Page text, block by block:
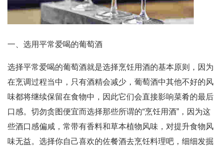
一、选用平常爱喝的葡萄酒
选择平常爱喝的葡萄酒就是选择烹饪用酒的基本原则，因为
在烹调过程当中，只有酒精会减少，葡萄酒中其他不好的风
味都将继续保留在食物中，因此它们会直接影响菜肴的最后
口感。切勿贪图便宜而选择那些所谓的“烹饪用酒”，因为这
些酒口感偏咸，常带有香料和草本植物风味，对提升食物风
味无益。选择你自己喜欢的佐餐酒去烹饪料理吧，细细发掘